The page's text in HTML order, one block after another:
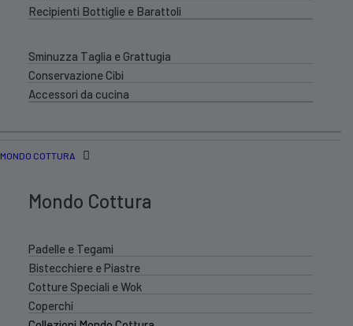
Recipienti Bottiglie e Barattoli
Sminuzza Taglia e Grattugia
Conservazione Cibi
Accessori da cucina
MONDO COTTURA
Mondo Cottura
Padelle e Tegami
Bistecchiere e Piastre
Cotture Speciali e Wok
Coperchi